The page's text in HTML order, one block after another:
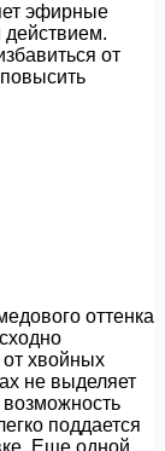
эфирные
от
оттенка
хвойных
не выделяет
возможность
поддается
Еще одной